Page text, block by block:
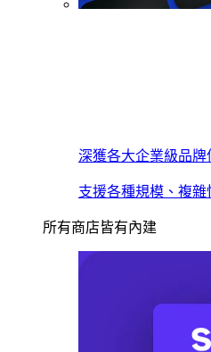
深獲各大企業級品牌
支援各種規模、複雜
所有商店皆有內建